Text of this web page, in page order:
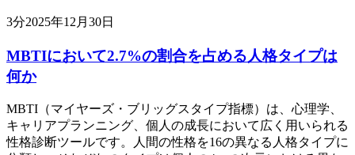
3分2025年12月30日
MBTIにおいて2.7%の割合を占める人格タイプは
何か
MBTI（マイヤーズ・ブリッグスタイプ指標）は、心理学、
キャリアプランニング、個人の成長において広く用いられる
性格診断ツールです。人間の性格を16の異なる人格タイプに